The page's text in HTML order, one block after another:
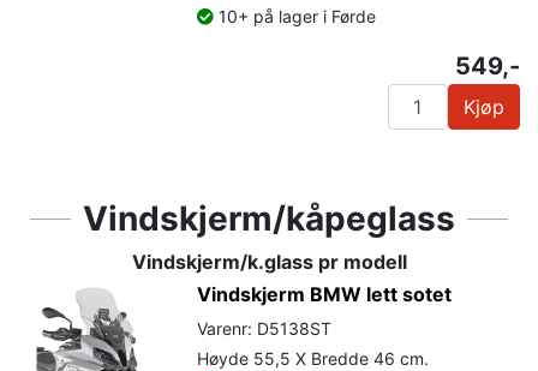
10+ på lager i Førde
549,-
Kjøp
Vindskjerm/kåpeglass
Vindskjerm/k.glass pr modell
Vindskjerm BMW lett sotet
Varenr: D5138ST
Høyde 55,5 X Bredde 46 cm.